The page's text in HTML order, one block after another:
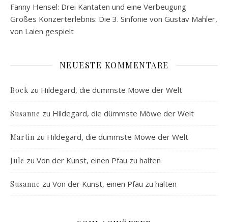
Fanny Hensel: Drei Kantaten und eine Verbeugung
Großes Konzerterlebnis: Die 3. Sinfonie von Gustav Mahler,
von Laien gespielt
NEUESTE KOMMENTARE
Bock zu Hildegard, die dümmste Möwe der Welt
Susanne zu Hildegard, die dümmste Möwe der Welt
Martin zu Hildegard, die dümmste Möwe der Welt
Jule zu Von der Kunst, einen Pfau zu halten
Susanne zu Von der Kunst, einen Pfau zu halten